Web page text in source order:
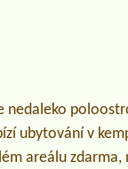
nedaleko
ubytování v
areálu